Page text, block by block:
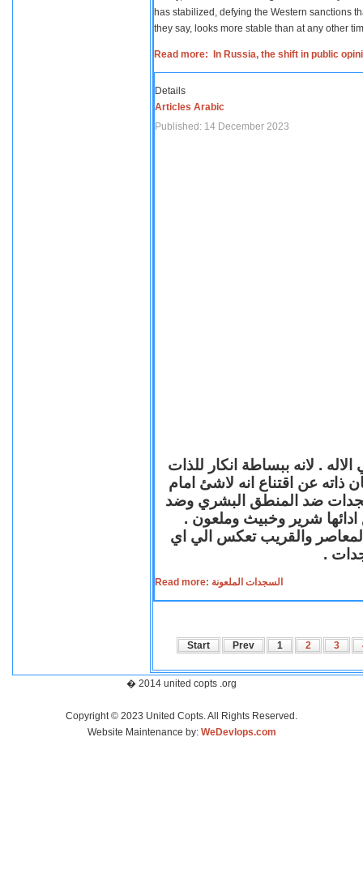
has stabilized, defying the Western sanctions
they say, looks more stable than at any other
Read more: In Russia, the shift in public
Details
Articles Arabic
Published: 14 December 2023
. لانه ببساطة انكار للذات
ذاته عن اقتناع انه لاشئ امام
ضد المنطق البشري وضد
ادائها شرير وخبيث وملعون .
المعاصر والقريب تعكس الي اي
.
Read more: السجدات الملعونة
Start Prev 1 2 3
� 2014 united copts .org
Copyright © 2023 United Copts. All Rights Reserved.
Website Maintenance by: WeDevlops.com